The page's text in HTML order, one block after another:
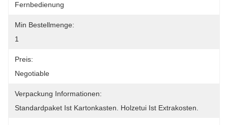
Fernbedienung
Min Bestellmenge:
1
Preis:
Negotiable
Verpackung Informationen:
Standardpaket Ist Kartonkasten. Holzetui Ist Extrakosten.